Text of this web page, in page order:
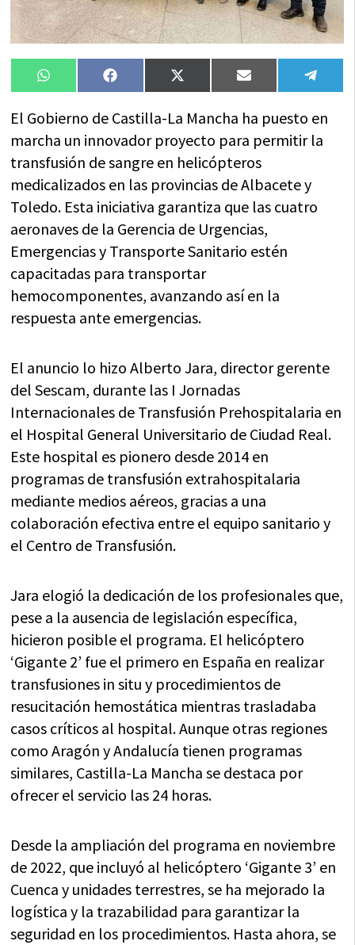
Compartir
en
WhatsAppCompartir
en
FacebookCompartir
en
X
(Twitter)
Compartir
en
Email
en
El Gobierno de Castilla-La Mancha ha puesto en
marcha un innovador proyecto para permitir la
transfusión de sangre en helicópteros
medicalizados en las provincias de Albacete y
Toledo. Esta iniciativa garantiza que las cuatro
aeronaves de la Gerencia de Urgencias,
Emergencias y Transporte Sanitario estén
capacitadas para transportar
hemocomponentes, avanzando así en la
respuesta ante emergencias.
El anuncio lo hizo Alberto Jara, director gerente
del Sescam, durante las I Jornadas
Internacionales de Transfusión Prehospitalaria en
el Hospital General Universitario de Ciudad Real.
Este hospital es pionero desde 2014 en
programas de transfusión extrahospitalaria
mediante medios aéreos, gracias a una
colaboración efectiva entre el equipo sanitario y
el Centro de Transfusión.
Jara elogió la dedicación de los profesionales que,
pese a la ausencia de legislación específica,
hicieron posible el programa. El helicóptero
‘Gigante 2’ fue el primero en España en realizar
transfusiones in situ y procedimientos de
resucitación hemostática mientras trasladaba
casos críticos al hospital. Aunque otras regiones
como Aragón y Andalucía tienen programas
similares, Castilla-La Mancha se destaca por
ofrecer el servicio las 24 horas.
Desde la ampliación del programa en noviembre
de 2022, que incluyó al helicóptero ‘Gigante 3’ en
Cuenca y unidades terrestres, se ha mejorado la
logística y la trazabilidad para garantizar la
seguridad en los procedimientos. Hasta ahora, se